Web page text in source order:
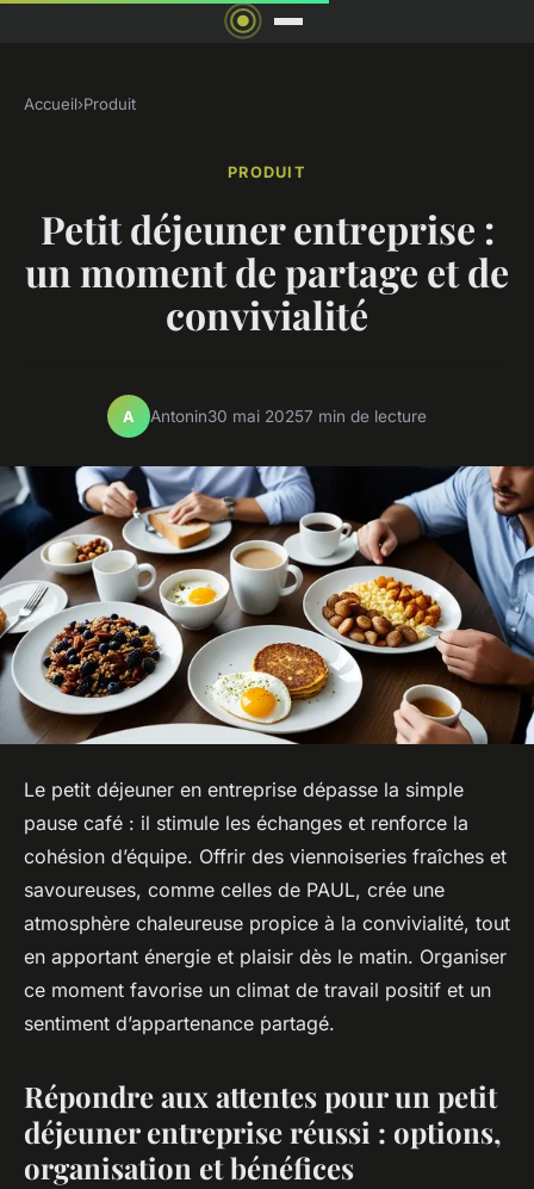
Accueil›Produit
PRODUIT
Petit déjeuner entreprise :
un moment de partage et de
convivialité
A Antonin30 mai 20257 min de lecture
Le petit déjeuner en entreprise dépasse la simple
pause café : il stimule les échanges et renforce la
cohésion d’équipe. Offrir des viennoiseries fraîches et
savoureuses, comme celles de PAUL, crée une
atmosphère chaleureuse propice à la convivialité, tout
en apportant énergie et plaisir dès le matin. Organiser
ce moment favorise un climat de travail positif et un
sentiment d’appartenance partagé.
Répondre aux attentes pour un petit
déjeuner entreprise réussi : options,
organisation et bénéfices